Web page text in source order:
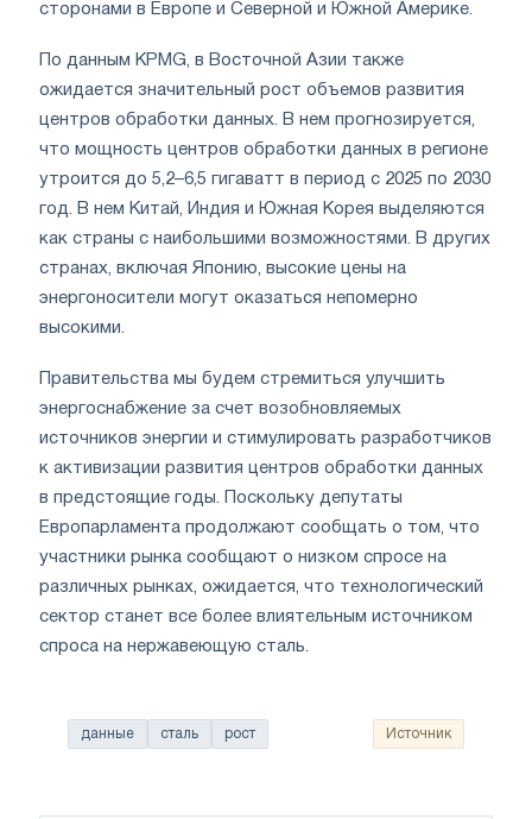
сторонами в Европе и Северной и Южной Америке.
По данным KPMG, в Восточной Азии также
ожидается значительный рост объемов развития
центров обработки данных. В нем прогнозируется,
что мощность центров обработки данных в регионе
утроится до 5,2–6,5 гигаватт в период с 2025 по 2030
год. В нем Китай, Индия и Южная Корея выделяются
как страны с наибольшими возможностями. В других
странах, включая Японию, высокие цены на
энергоносители могут оказаться непомерно
высокими.
Правительства мы будем стремиться улучшить
энергоснабжение за счет возобновляемых
источников энергии и стимулировать разработчиков
к активизации развития центров обработки данных
в предстоящие годы. Поскольку депутаты
Европарламента продолжают сообщать о том, что
участники рынка сообщают о низком спросе на
различных рынках, ожидается, что технологический
сектор станет все более влиятельным источником
спроса на нержавеющую сталь.
данные сталь рост Источник